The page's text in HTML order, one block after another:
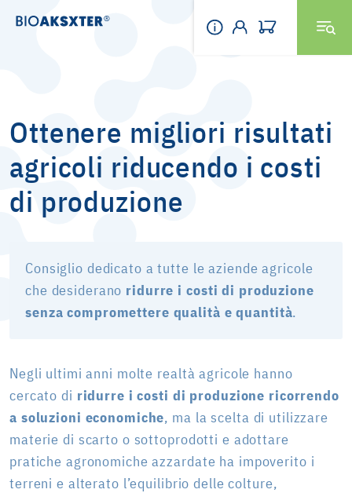
Ottenere migliori risultati
agricoli riducendo i costi
di produzione
Consiglio dedicato a tutte le aziende agricole
che desiderano ridurre i costi di produzione
senza compromettere qualità e quantità.
Negli ultimi anni molte realtà agricole hanno
cercato di ridurre i costi di produzione ricorrendo
a soluzioni economiche, ma la scelta di utilizzare
materie di scarto o sottoprodotti e adottare
pratiche agronomiche azzardate ha impoverito i
terreni e alterato l’equilibrio delle colture,